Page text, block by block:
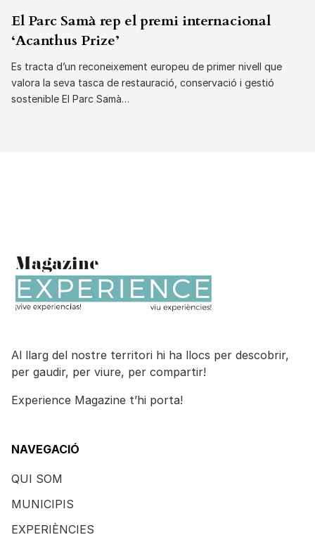
El Parc Samà rep el premi internacional
‘Acanthus Prize’
Es tracta d’un reconeixement europeu de primer nivell que
valora la seva tasca de restauració, conservació i gestió
sostenible El Parc Samà…
Al llarg del nostre territori hi ha llocs per descobrir,
per gaudir, per viure, per compartir!
Experience Magazine t’hi porta!
NAVEGACIÓ
QUI SOM
MUNICIPIS
EXPERIÈNCIES